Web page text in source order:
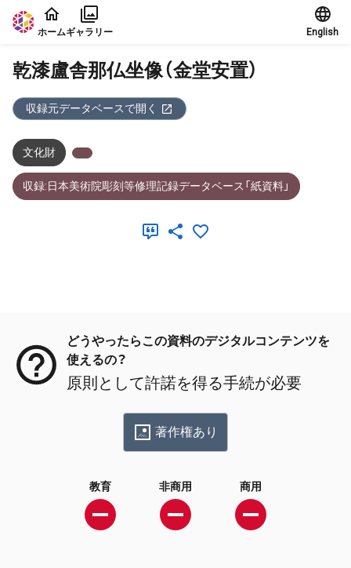
本文に飛ぶ
ホームギャラリー English
乾漆盧舎那仏坐像（金堂安置）
収録元データベースで開く
文化財
収録:日本美術院彫刻等修理記録データベース「紙資料」
どうやったらこの資料のデジタルコンテンツを
使えるの？
原則として許諾を得る手続が必要
著作権あり
教育 非商用 商用